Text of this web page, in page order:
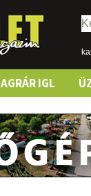
AGRÁR IGL